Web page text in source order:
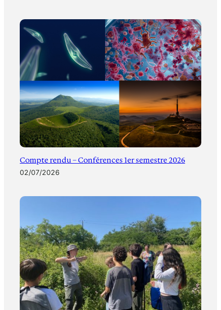
Compte rendu – Conférences 1er semestre 2026
02/07/2026